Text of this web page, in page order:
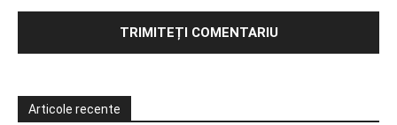
Articole recente